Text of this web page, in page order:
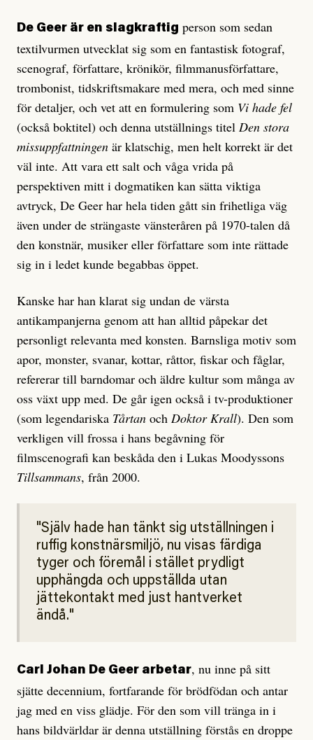
De Geer är en slagkraftig person som sedan
textilvurmen utvecklat sig som en fantastisk fotograf,
scenograf, författare, krönikör, filmmanusförfattare,
trombonist, tidskriftsmakare med mera, och med sinne
för detaljer, och vet att en formulering som Vi hade fel
(också boktitel) och denna utställnings titel Den stora
missuppfattningen är klatschig, men helt korrekt är det
väl inte. Att vara ett salt och våga vrida på
perspektiven mitt i dogmatiken kan sätta viktiga
avtryck, De Geer har hela tiden gått sin frihetliga väg
även under de strängaste vänsteråren på 1970-talen då
den konstnär, musiker eller författare som inte rättade
sig in i ledet kunde begabbas öppet.
Kanske har han klarat sig undan de värsta
antikampanjerna genom att han alltid påpekar det
personligt relevanta med konsten. Barnsliga motiv som
apor, monster, svanar, kottar, råttor, fiskar och fåglar,
refererar till barndomar och äldre kultur som många av
oss växt upp med. De går igen också i tv-produktioner
(som legendariska Tårtan och Doktor Krall). Den som
verkligen vill frossa i hans begåvning för
filmscenografi kan beskåda den i Lukas Moodyssons
Tillsammans, från 2000.
Själv hade han tänkt sig utställningen i
ruffig konstnärsmiljö, nu visas färdiga
tyger och föremål i stället prydligt
upphängda och uppställda utan
jättekontakt med just hantverket
ändå.
Carl Johan De Geer arbetar, nu inne på sitt
sjätte decennium, fortfarande för brödfödan och antar
jag med en viss glädje. För den som vill tränga in i
hans bildvärldar är denna utställning förstås en droppe